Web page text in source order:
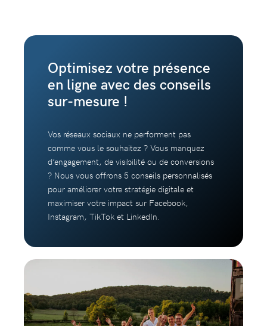
Optimisez votre présence
en ligne avec des conseils
sur-mesure !
Vos réseaux sociaux ne performent pas
comme vous le souhaitez ? Vous manquez
d’engagement, de visibilité ou de conversions
? Nous vous offrons 5 conseils personnalisés
pour améliorer votre stratégie digitale et
maximiser votre impact sur Facebook,
Instagram, TikTok et LinkedIn.